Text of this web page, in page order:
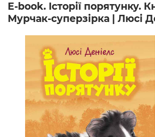
E-book. Історії порятунку.
Мурчак-суперзірка | Люсі